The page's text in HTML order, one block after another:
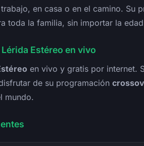
en casa o en el camino. Su
toda la familia, sin importar la
Estéreo en vivo
en vivo y gratis por internet.
de su programación
mundo.